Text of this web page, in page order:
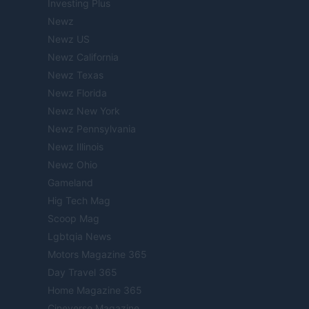
Investing Plus
Newz
Newz US
Newz California
Newz Texas
Newz Florida
Newz New York
Newz Pennsylvania
Newz Illinois
Newz Ohio
Gameland
Hig Tech Mag
Scoop Mag
Lgbtqia News
Motors Magazine 365
Day Travel 365
Home Magazine 365